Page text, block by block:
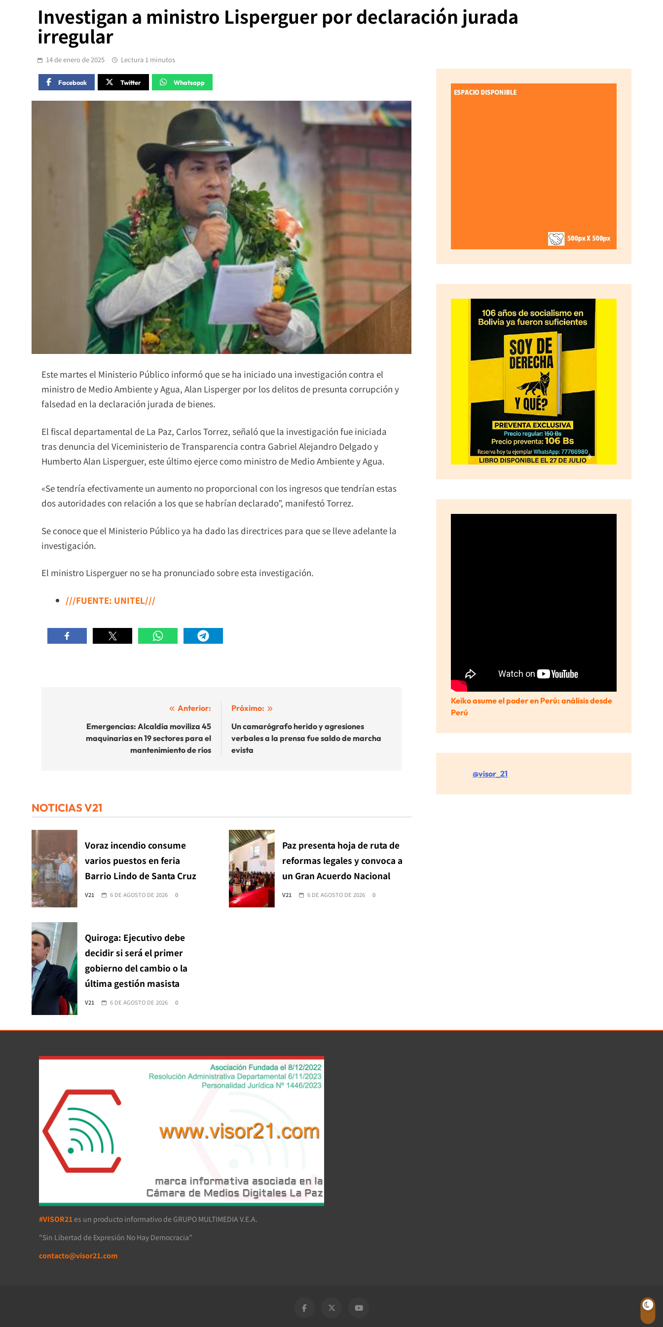
Investigan a ministro Lisperguer por declaración jurada
irregular
14 de enero de 2025 Lectura 1 minutos
Facebook Twitter Whatsapp
Este martes el Ministerio Público informó que se ha iniciado una investigación contra el
ministro de Medio Ambiente y Agua, Alan Lisperger por los delitos de presunta corrupción y
falsedad en la declaración jurada de bienes.
El fiscal departamental de La Paz, Carlos Torrez, señaló que la investigación fue iniciada
tras denuncia del Viceministerio de Transparencia contra Gabriel Alejandro Delgado y
Humberto Alan Lisperguer, este último ejerce como ministro de Medio Ambiente y Agua.
«Se tendría efectivamente un aumento no proporcional con los ingresos que tendrían estas
dos autoridades con relación a los que se habrían declarado”, manifestó Torrez.
Se conoce que el Ministerio Público ya ha dado las directrices para que se lleve adelante la
investigación.
El ministro Lisperguer no se ha pronunciado sobre esta investigación.
///FUENTE: UNITEL///
entradas
Anterior:
Emergencias: Alcaldía moviliza 45
maquinarias en 19 sectores para el
mantenimiento de ríos
Próximo:
Un camarógrafo herido y agresiones
verbales a la prensa fue saldo de marcha
evista
NOTICIAS V21
Voraz incendio consume
varios puestos en feria
Barrio Lindo de Santa Cruz
V21 6 DE AGOSTO DE 2026 0
Paz presenta hoja de ruta de
reformas legales y convoca a
un Gran Acuerdo Nacional
V21 6 DE AGOSTO DE 2026 0
Quiroga: Ejecutivo debe
decidir si será el primer
gobierno del cambio o la
última gestión masista
V21 6 DE AGOSTO DE 2026 0
Keiko asume el poder en Perú: análisis desde
Perú
@visor_21
#VISOR21 es un producto informativo de GRUPO MULTIMEDIA V.E.A.
"Sin Libertad de Expresión No Hay Democracia"
contacto@visor21.com